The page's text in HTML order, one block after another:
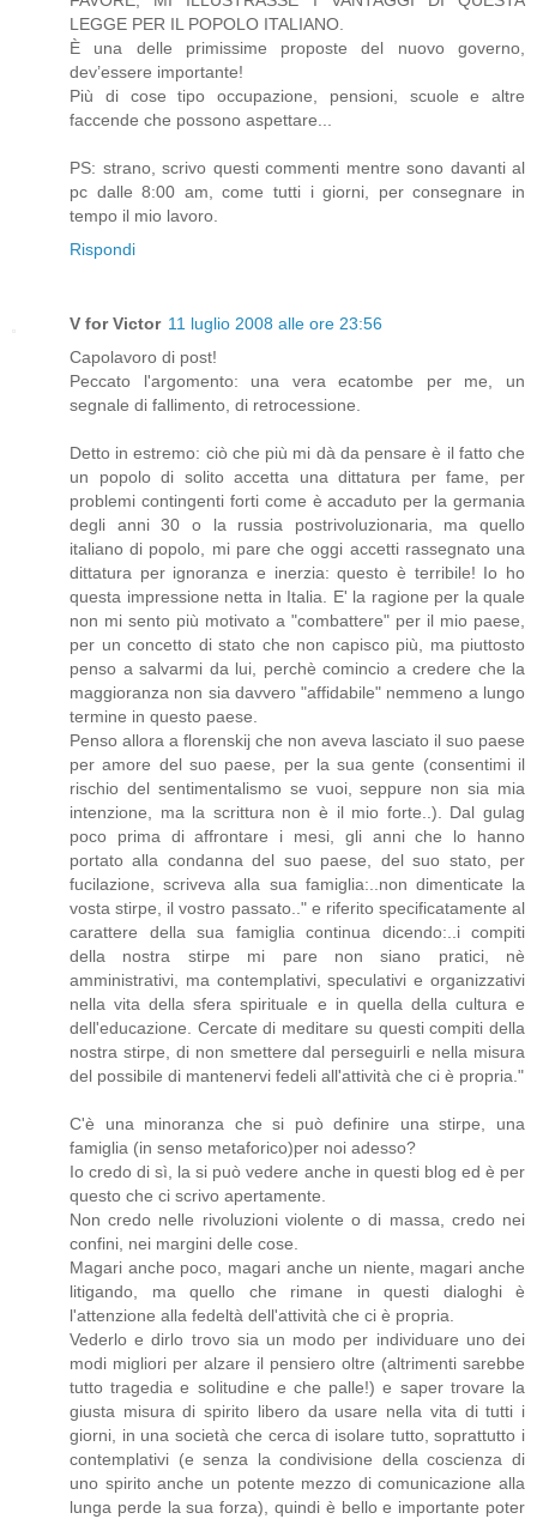
LEGGE PER IL POPOLO ITALIANO.
È una delle primissime proposte del nuovo governo,
dev’essere importante!
Più di cose tipo occupazione, pensioni, scuole e altre
faccende che possono aspettare...
PS: strano, scrivo questi commenti mentre sono davanti al
pc dalle 8:00 am, come tutti i giorni, per consegnare in
tempo il mio lavoro.
Rispondi
V for Victor 11 luglio 2008 alle ore 23:56
Capolavoro di post!
Peccato l'argomento: una vera ecatombe per me, un
segnale di fallimento, di retrocessione.
Detto in estremo: ciò che più mi dà da pensare è il fatto che
un popolo di solito accetta una dittatura per fame, per
problemi contingenti forti come è accaduto per la germania
degli anni 30 o la russia postrivoluzionaria, ma quello
italiano di popolo, mi pare che oggi accetti rassegnato una
dittatura per ignoranza e inerzia: questo è terribile! Io ho
questa impressione netta in Italia. E' la ragione per la quale
non mi sento più motivato a "combattere" per il mio paese,
per un concetto di stato che non capisco più, ma piuttosto
penso a salvarmi da lui, perchè comincio a credere che la
maggioranza non sia davvero "affidabile" nemmeno a lungo
termine in questo paese.
Penso allora a florenskij che non aveva lasciato il suo paese
per amore del suo paese, per la sua gente (consentimi il
rischio del sentimentalismo se vuoi, seppure non sia mia
intenzione, ma la scrittura non è il mio forte..). Dal gulag
poco prima di affrontare i mesi, gli anni che lo hanno
portato alla condanna del suo paese, del suo stato, per
fucilazione, scriveva alla sua famiglia:..non dimenticate la
vosta stirpe, il vostro passato.." e riferito specificatamente al
carattere della sua famiglia continua dicendo:..i compiti
della nostra stirpe mi pare non siano pratici, nè
amministrativi, ma contemplativi, speculativi e organizzativi
nella vita della sfera spirituale e in quella della cultura e
dell'educazione. Cercate di meditare su questi compiti della
nostra stirpe, di non smettere dal perseguirli e nella misura
del possibile di mantenervi fedeli all'attività che ci è propria."
C'è una minoranza che si può definire una stirpe, una
famiglia (in senso metaforico)per noi adesso?
Io credo di sì, la si può vedere anche in questi blog ed è per
questo che ci scrivo apertamente.
Non credo nelle rivoluzioni violente o di massa, credo nei
confini, nei margini delle cose.
Magari anche poco, magari anche un niente, magari anche
litigando, ma quello che rimane in questi dialoghi è
l'attenzione alla fedeltà dell'attività che ci è propria.
Vederlo e dirlo trovo sia un modo per individuare uno dei
modi migliori per alzare il pensiero oltre (altrimenti sarebbe
tutto tragedia e solitudine e che palle!) e saper trovare la
giusta misura di spirito libero da usare nella vita di tutti i
giorni, in una società che cerca di isolare tutto, soprattutto i
contemplativi (e senza la condivisione della coscienza di
uno spirito anche un potente mezzo di comunicazione alla
lunga perde la sua forza), quindi è bello e importante poter